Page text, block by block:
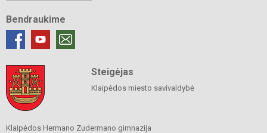
Bendraukime
Steigėjas
Klaipėdos miesto savivaldybė
Klaipėdos Hermano Zudermano gimnazija